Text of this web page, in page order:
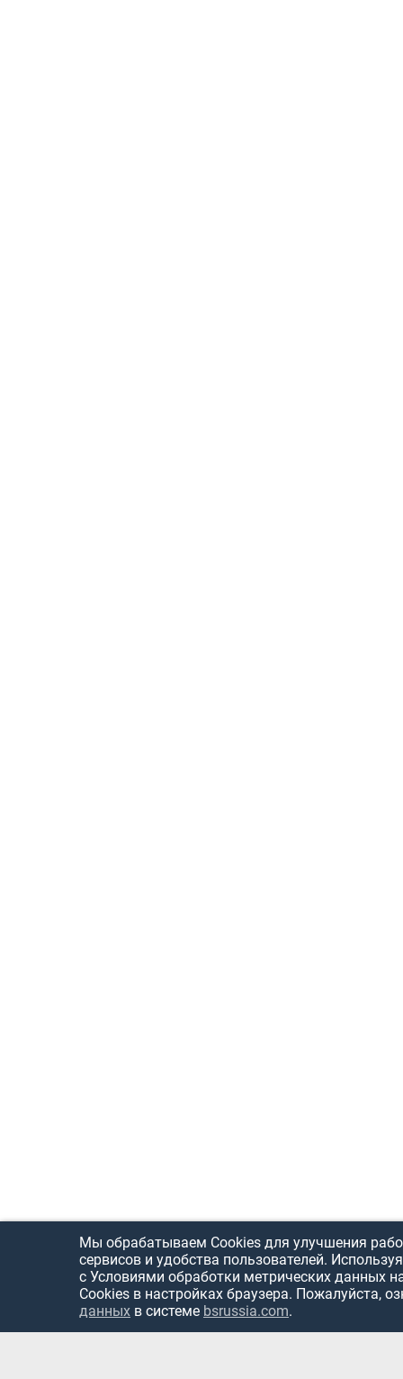
Мы обрабатываем Cookies для улучшения
сервисов и удобства пользователей.
с Условиями обработки метрических данных
Cookies в настройках браузера. Пожалуйста,
данных в системе bsrussia.com.